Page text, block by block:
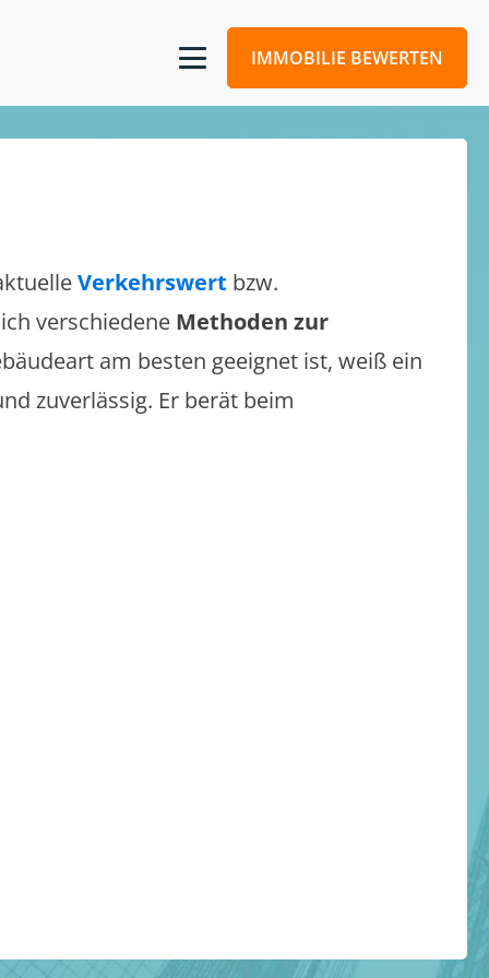
IMMOBILIE BEWERTEN
Verkehrswert bzw.
verschiedene Methoden zur
am besten geeignet ist, weiß ein
zuverlässig. Er berät beim